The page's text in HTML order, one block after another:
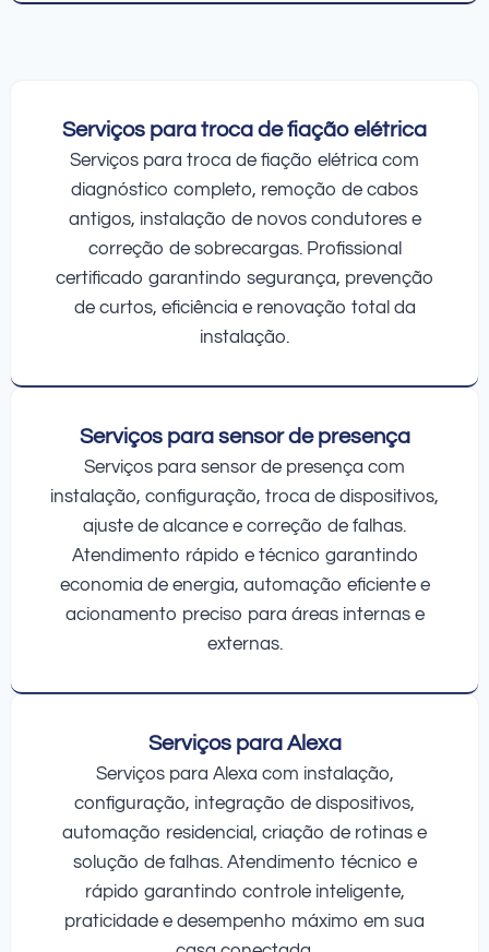
Serviços para troca de fiação elétrica
Serviços para troca de fiação elétrica com
diagnóstico completo, remoção de cabos
antigos, instalação de novos condutores e
correção de sobrecargas. Profissional
certificado garantindo segurança, prevenção
de curtos, eficiência e renovação total da
instalação.
Serviços para sensor de presença
Serviços para sensor de presença com
instalação, configuração, troca de dispositivos,
ajuste de alcance e correção de falhas.
Atendimento rápido e técnico garantindo
economia de energia, automação eficiente e
acionamento preciso para áreas internas e
externas.
Serviços para Alexa
Serviços para Alexa com instalação,
configuração, integração de dispositivos,
automação residencial, criação de rotinas e
solução de falhas. Atendimento técnico e
rápido garantindo controle inteligente,
praticidade e desempenho máximo em sua